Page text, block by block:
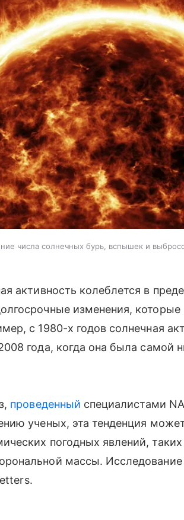
числа солнечных бурь, вспышек и
активность колеблется в
изменения, которые
с 1980-х годов солнечная
года, когда она была самой
проведенный специалистами
ученых, эта тенденция
погодных явлений,
массы. Исследование